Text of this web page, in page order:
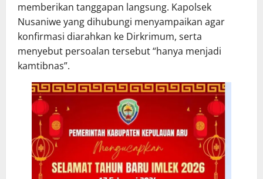
memberikan tanggapan langsung. Kapolsek
Nusaniwe yang dihubungi menyampaikan agar
konfirmasi diarahkan ke Dirkrimum, serta
menyebut persoalan tersebut “hanya menjadi
kamtibnas”.